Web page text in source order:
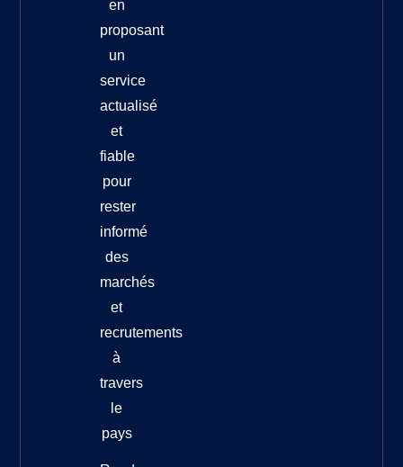
en
proposant
un
service
actualisé
et
fiable
pour
rester
informé
des
marchés
et
recrutements
à
travers
le
pays